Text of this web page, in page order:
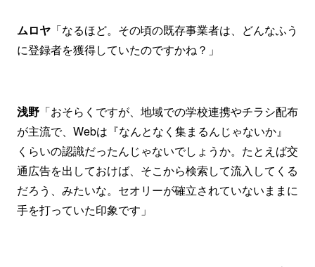
ムロヤ 「なるほど。その頃の既存事業者は、どんなふう
に登録者を獲得していたのですかね？」
浅野 「おそらくですが、地域での学校連携やチラシ配布
が主流で、Webは『なんとなく集まるんじゃないか』
くらいの認識だったんじゃないでしょうか。たとえば交
通広告を出しておけば、そこから検索して流入してくる
だろう、みたいな。セオリーが確立されていないままに
手を打っていた印象です」